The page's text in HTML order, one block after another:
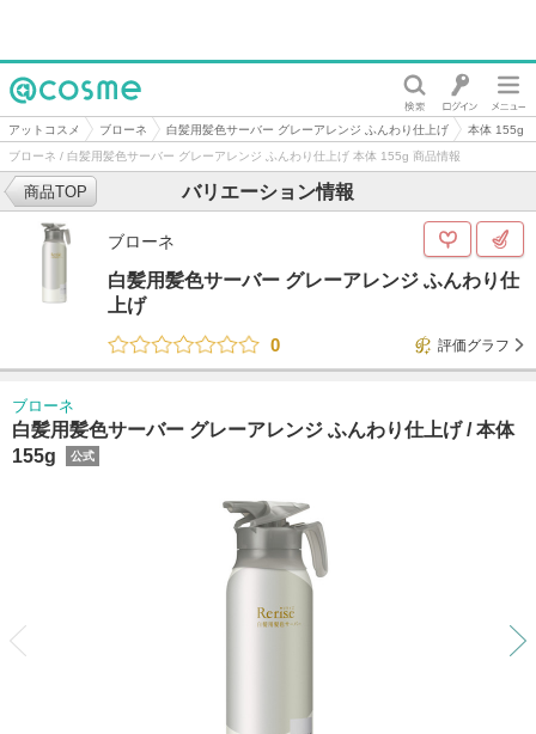
@cosme
アットコスメ ブローネ 白髪用髪色サーバー グレーアレンジ ふんわり仕上げ
本体 155g
ブローネ / 白髪用髪色サーバー グレーアレンジ ふんわり仕上げ 本体 155g 商品情報
バリエーション情報
商品TOP
ブローネ
白髪用髪色サーバー グレーアレンジ ふんわり仕
上げ
0
評価グラフ
ブローネ
白髪用髪色サーバー グレーアレンジ ふんわり仕上げ /本体
155g
公式